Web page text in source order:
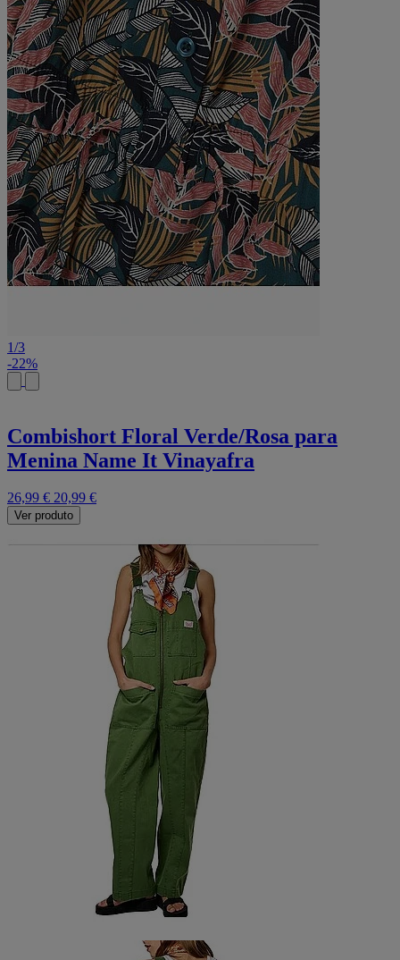
1/3
-22%
Combishort Floral Verde/Rosa para
Menina Name It Vinayafra
26,99 € 20,99 €
Ver produto